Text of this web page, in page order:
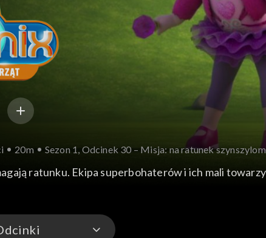
20m Sezon 1, Odcinek 30 – Misja: na ratunek szynszylom
ratunku. Ekipa superbohaterów i ich mali